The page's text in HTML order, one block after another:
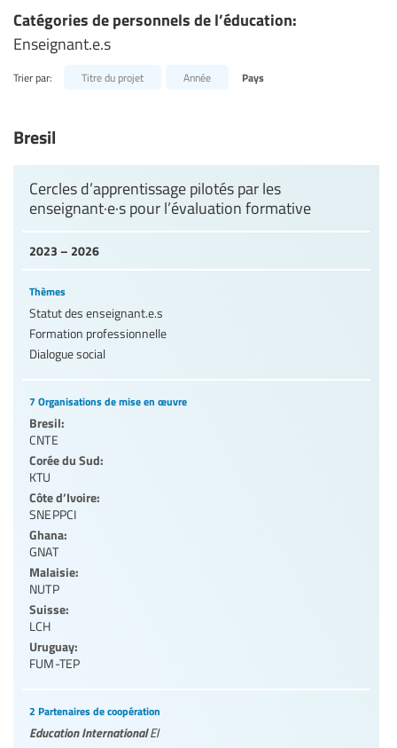
Catégories de personnels de l’éducation:
Enseignant.e.s
Trier par: Titre du projet Année Pays
Bresil
2023 – 2026
Cercles d’apprentissage pilotés par les
enseignant·e·s pour l’évaluation formative
Thèmes
Statut des enseignant.e.s
Formation professionnelle
Dialogue social
7 Organisations de mise en œuvre
Bresil:
CNTE
Corée du Sud:
KTU
Côte d’Ivoire:
SNEPPCI
Ghana:
GNAT
Malaisie:
NUTP
Suisse:
LCH
Uruguay:
FUM-TEP
2 Partenaires de coopération
Education InternationalEI